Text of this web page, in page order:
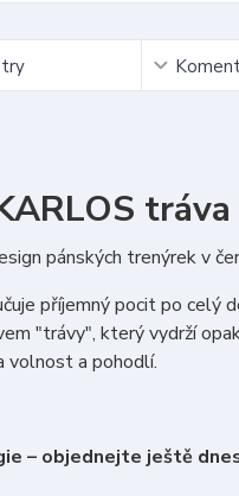
tráva
pánských trenýrek v
příjemný pocit po celý
"trávy", který vydrží
volnost a pohodlí.
– objednejte ještě